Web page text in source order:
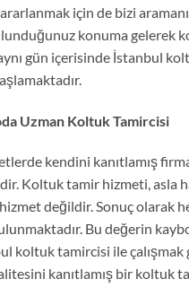
için de bizi
konuma gelerek
gün içerisinde İstanbul
Uzman Koltuk Tamircisi
kendini kanıtlamış
Koltuk tamir hizmeti, asla
değildir. Sonuç olarak
Bu değerin
koltuk tamircisi ile çalışmak
kanıtlamış bir koltuk